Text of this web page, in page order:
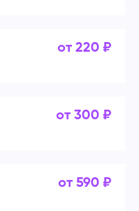
от 220 ₽
от 300 ₽
от 590 ₽